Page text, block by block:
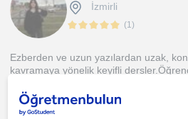
İzmirli
(1)
Ezberden ve uzun yazılardan uzak,
kavramaya yönelik keyifli
daha fazlasını gör